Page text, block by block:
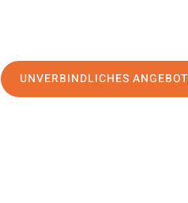
UNVERBINDLICHES